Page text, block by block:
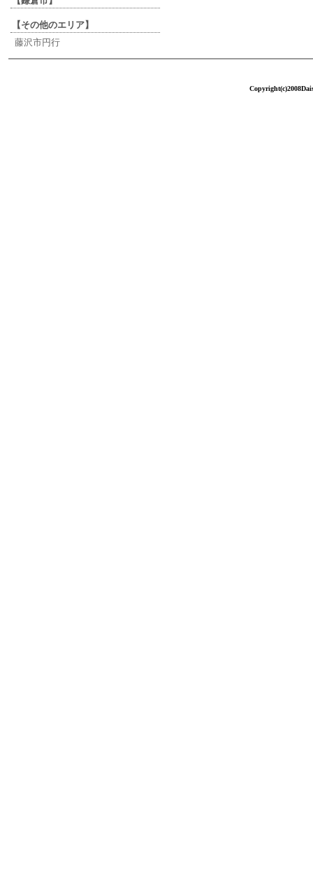
【その他のエリア】
藤沢市円行